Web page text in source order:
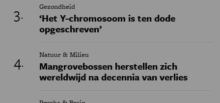
Gezondheid
‘Het Y-chromosoom is ten dode
opgeschreven’
Natuur & Milieu
Mangrovebossen herstellen zich
wereldwijd na decennia van verlies